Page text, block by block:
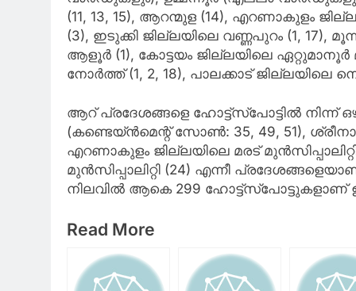
(11, 13, 15), ആറന്മുള (14), എറണാകുളം
(3), ഇടുക്കി ജില്ലയിലെ വണ്ണപുറം (1, 17),
ആളൂർ (1), കോട്ടയം ജില്ലയിലെ ഏറ്റുമാനൂർ
നോർത്ത് (1, 2, 18), പാലക്കാട്
ആറ് പ്രദേശങ്ങളെ ഹോട്ട്‌സ്‌പോട്ടിൽ
(കണ്ടെയ്ൻമെന്റ് സോൺ: 35, 49, 51),
എറണാകുളം ജില്ലയിലെ മരട്
മുൻസിപ്പാലിറ്റി (24) എന്നീ
നിലവിൽ ആകെ 299 ഹോട്ട്‌സ്‌പോട്ടുകളാണ്
Read More